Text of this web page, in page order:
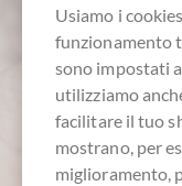
Usiamo i
funzionamento
sono impostati
utilizziamo
facilitare il tuo
mostrano, per
miglioramento,